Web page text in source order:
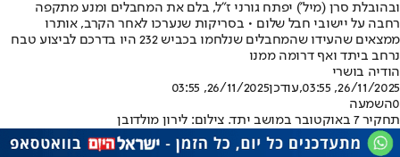
ובהובלת סרן (מיל’) יפתח גורני ז״ל, בלם את המחבלים ומנע מתקפה
רחבה על יישובי חבל שלום • בסריקות שנערכו לאחר הקרב, אותרו
ממצאים שהעידו שהמחבלים שנלחמו בכביש 232 היו בדרכם לביצוע טבח
נרחב ביתד ואף דרומה ממנו
הודיה בושרי
26/11/2025, 03:55
,עודכן26/11/2025, 03:55
0השמעה
תחקיר 7 באוקטובר במושב יתד. צילום: לירון מולדובן